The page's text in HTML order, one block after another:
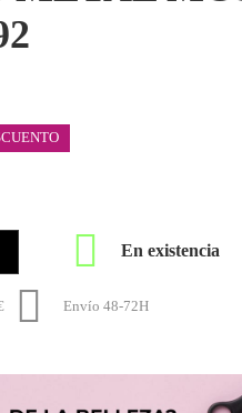
 En existencia
 Envío 48-72H